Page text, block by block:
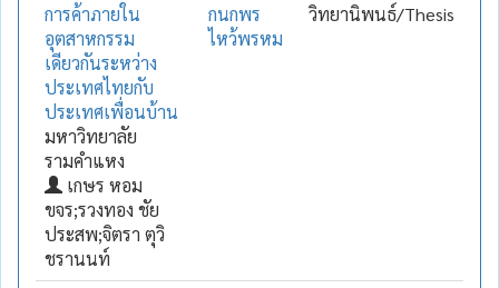
การค้าภายใน
อุตสาหกรรม
เดียวกันระหว่าง
ประเทศไทยกับ
ประเทศเพื่อนบ้าน
มหาวิทยาลัย
รามคำแหง
เกษร หอม
ขจร;รวงทอง ชัย
ประสพ;จิตรา ตุวิ
ชรานนท์
กนกพร
ไหว้พรหม
วิทยานิพนธ์/Thesis